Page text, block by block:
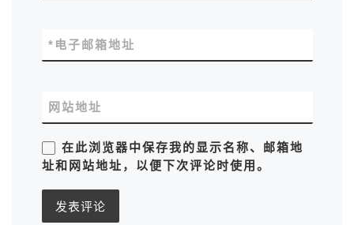
电子邮箱地址
*
网站地址
在此浏览器中保存我的显示名称、邮箱地
址和网站地址，以便下次评论时使用。